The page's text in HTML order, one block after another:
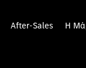
After-Sales Η